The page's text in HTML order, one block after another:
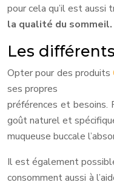
pour cela qu’il est aussi
la qualité du sommeil.
Les
Opter pour des produits
ses propres
préférences et besoins.
goût naturel et
muqueuse buccale
Il est également
consomment aussi à